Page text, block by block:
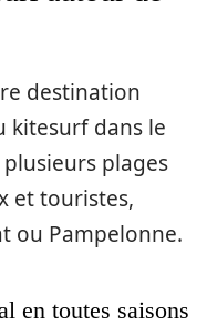
destination
kitesurf dans le
plages
et touristes,
ou Pampelonne.
en toutes saisons